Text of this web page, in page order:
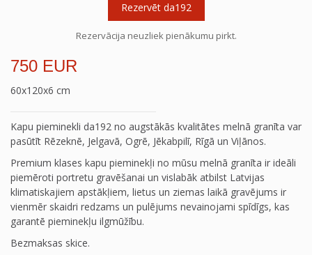
Rezervēt da192
Rezervācija neuzliek pienākumu pirkt.
750 EUR
60x120x6 cm
Kapu pieminekli da192 no augstākās kvalitātes melnā granīta var
pasūtīt Rēzeknē, Jelgavā, Ogrē, Jēkabpilī, Rīgā un Viļānos.
Premium klases kapu pieminekļi no mūsu melnā granīta ir ideāli
piemēroti portretu gravēšanai un vislabāk atbilst Latvijas
klimatiskajiem apstākļiem, lietus un ziemas laikā gravējums ir
vienmēr skaidri redzams un pulējums nevainojami spīdīgs, kas
garantē pieminekļu ilgmūžību.
Bezmaksas skice.